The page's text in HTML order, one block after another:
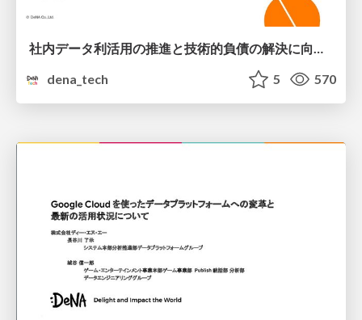
社内データ利活用の推進と技術的負債の解決に向けた取り組み
dena_tech
5 570